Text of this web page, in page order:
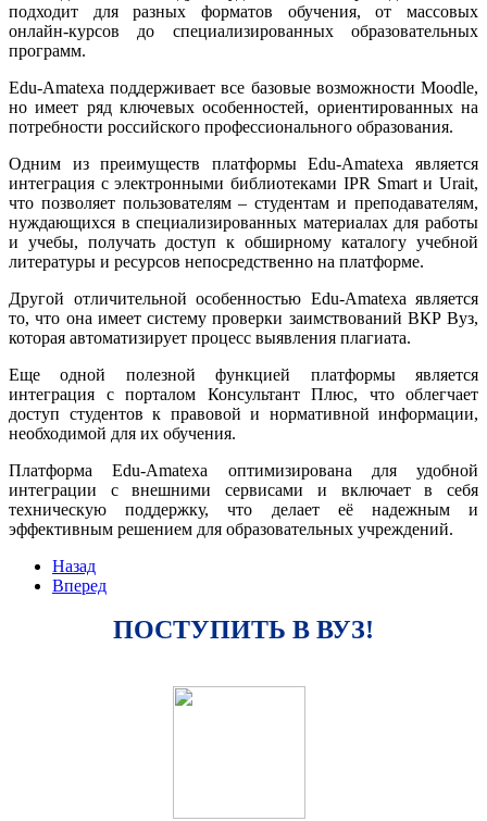
подходит для разных форматов обучения, от массовых
онлайн-курсов до специализированных образовательных
программ.
Edu-Amatexa поддерживает все базовые возможности Moodle,
но имеет ряд ключевых особенностей, ориентированных на
потребности российского профессионального образования.
Одним из преимуществ платформы Edu-Amatexa является
интеграция с электронными библиотеками IPR Smart и Urait,
что позволяет пользователям – студентам и преподавателям,
нуждающихся в специализированных материалах для работы
и учебы, получать доступ к обширному каталогу учебной
литературы и ресурсов непосредственно на платформе.
Другой отличительной особенностью Edu-Amatexa является
то, что она имеет систему проверки заимствований ВКР Вуз,
которая автоматизирует процесс выявления плагиата.
Еще одной полезной функцией платформы является
интеграция с порталом Консультант Плюс, что облегчает
доступ студентов к правовой и нормативной информации,
необходимой для их обучения.
Платформа Edu-Amatexa оптимизирована для удобной
интеграции с внешними сервисами и включает в себя
техническую поддержку, что делает её надежным и
эффективным решением для образовательных учреждений.
Назад
Вперед
ПОСТУПИТЬ В ВУЗ!